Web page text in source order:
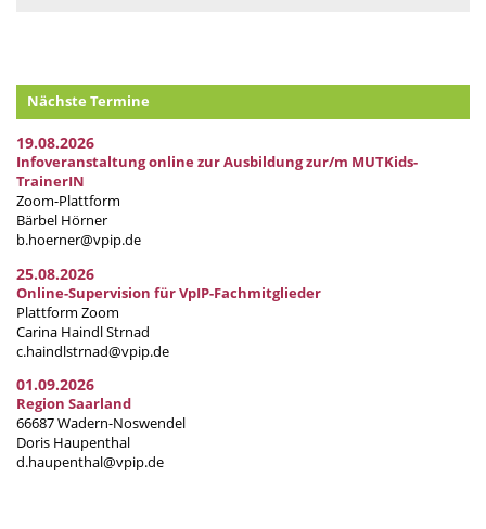
Nächste Termine
19.08.2026
Infoveranstaltung online zur Ausbildung zur/m MUTKids-
TrainerIN
Zoom-Plattform
Bärbel Hörner
b.hoerner@vpip.de
25.08.2026
Online-Supervision für VpIP-Fachmitglieder
Plattform Zoom
Carina Haindl Strnad
c.haindlstrnad@vpip.de
01.09.2026
Region Saarland
66687 Wadern-Noswendel
Doris Haupenthal
d.haupenthal@vpip.de